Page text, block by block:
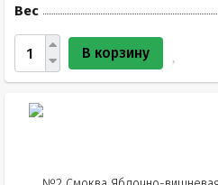
Вес
В корзину